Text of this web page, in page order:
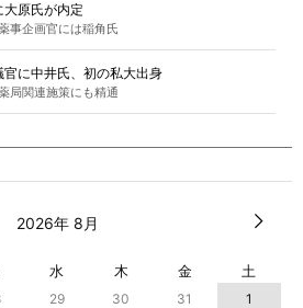
原氏が内定
事企画官には稲角氏
官に中井氏、初の私大出身
局関連施策にも精通
2026年 8月
水 木 金 土
29 30 31
1